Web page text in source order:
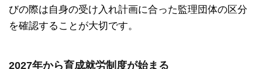
びの際は自身の受け入れ計画に合った監理団体の区分
を確認することが大切です。
2027年から育成就労制度が始まる